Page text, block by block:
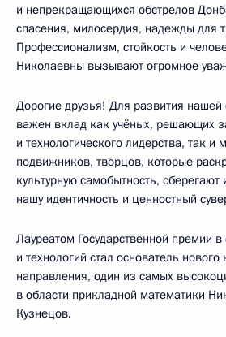
и непрекращающихся обстрелов
спасения, милосердия, надежды для
Профессионализм, стойкость и
Николаевны вызывают огромное
Дорогие друзья! Для развития нашей
важен вклад как учёных, решающих
и технологического лидерства, так и
подвижников, творцов, которые
культурную самобытность, сберегают
нашу идентичность и ценностный
Лауреатом Государственной премии в
и технологий стал основатель нового
направления, один из самых
в области прикладной математики
Кузнецов.